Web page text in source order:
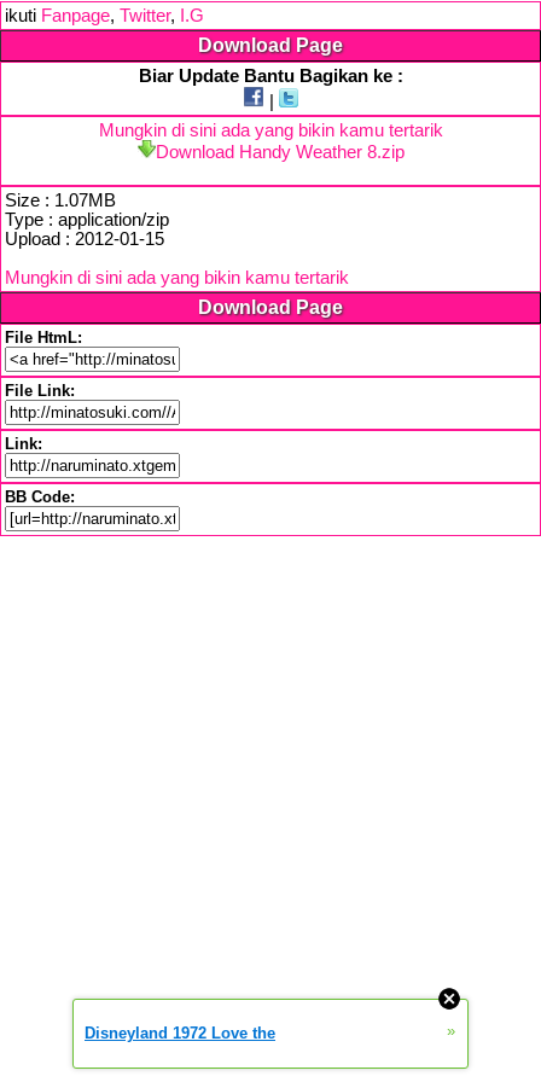
ikuti Fanpage, Twitter, I.G
Download Page
Biar Update Bantu Bagikan ke :
Mungkin di sini ada yang bikin kamu tertarik
Download Handy Weather 8.zip
Size : 1.07MB
Type : application/zip
Upload : 2012-01-15
Mungkin di sini ada yang bikin kamu tertarik
Download Page
File HtmL:
File Link:
Link:
BB Code:
Disneyland 1972 Love the »